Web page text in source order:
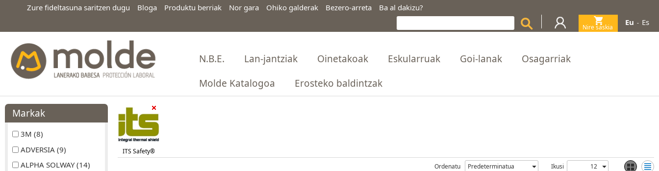
Zure fideltasuna saritzen dugu Bloga Produktu berriak Nor gara Ohiko galderak Bezero-arreta Ba al dakizu?
Nire saskia
Eu - Es
N.B.E. Lan-jantziak Oinetakoak Eskularruak Goi-lanak
Osagarriak
Molde Katalogoa
Erosteko baldintzak
Markak
3M (8)
ADVERSIA (9)
ALPHA SOLWAY (14)
ITS Safety®
Ordenatu
Ikusi